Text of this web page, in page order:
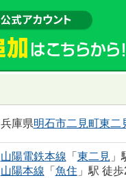
兵庫県明石市二見町東二
山陽電鉄本線 「 東二見
山陽本線 「 魚住 」駅 徒